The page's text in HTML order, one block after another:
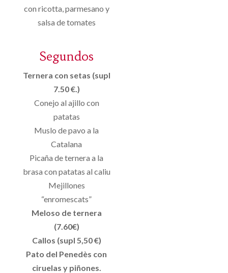
con ricotta, parmesano y
salsa de tomates
Segundos
Ternera con setas (supl
7.50 €.)
Conejo al ajillo con
patatas
Muslo de pavo a la
Catalana
Picaña de ternera a la
brasa con patatas al caliu
Mejillones
“enromescats”
Meloso de ternera
(7.60€)
Callos (supl 5,50 €)
Pato del Penedès con
ciruelas y piñones.